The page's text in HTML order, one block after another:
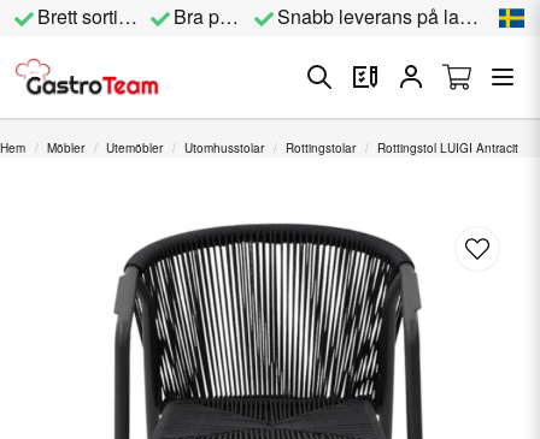
Brett sortiment Bra priser Snabb leverans på lagervara
Hem Möbler Utemöbler Utomhusstolar Rottingstolar Rottingstol LUIGI Antracit